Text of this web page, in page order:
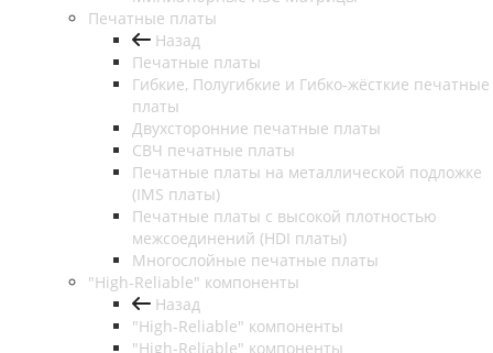
Печатные платы
Назад
Печатные платы
Гибкие, Полугибкие и Гибко-жёсткие печатные
платы
Двухсторонние печатные платы
СВЧ печатные платы
Печатные платы на металлической подложке
(IMS платы)
Печатные платы с высокой плотностью
межсоединений (HDI платы)
Многослойные печатные платы
"High-Reliable" компоненты
Назад
"High-Reliable" компоненты
"High-Reliable" компоненты